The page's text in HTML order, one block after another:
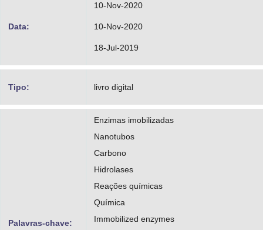
Data:
10-Nov-2020
10-Nov-2020
18-Jul-2019
Tipo: livro digital
Palavras-chave:
Enzimas imobilizadas
Nanotubos
Carbono
Hidrolases
Reações químicas
Química
Immobilized enzymes